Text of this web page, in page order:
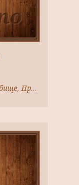
Москва, Преображенское кладбище, Преображенский вал ул., д. 17а